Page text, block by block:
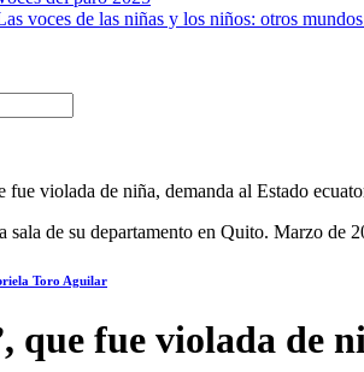
voces de las niñas y los niños: otros
fue violada de niña, demanda al Estado
Toro Aguilar
que fue violada de